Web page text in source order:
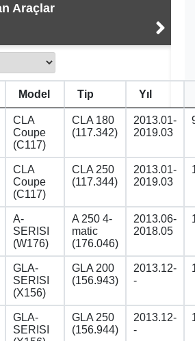
Araçlar
Model Tip Yıl
CLA
Coupe
(C117)
CLA 180
(117.342)
2013.01-
2019.03
CLA
Coupe
(C117)
CLA 250
(117.344)
2013.01-
2019.03
A-
SERISI
(W176)
A 250 4-
matic
(176.046)
2013.06-
2018.05
GLA-
SERISI
(X156)
GLA 200
(156.943)
2013.12-
-
GLA-
SERISI
GLA 250
(156.944)
2013.12-
-